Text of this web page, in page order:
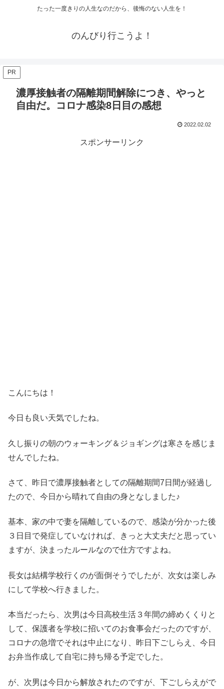
たった一度きりの人生なのだから、後悔のない人生を！
のんびり行こうよ！
PR
濃厚接触者の隔離期間解除につき、やっと
自由だ。コロナ感染8日目の感想
2022.02.02
スポンサーリンク
こんにちは！
今日も良い天気でしたね。
久し振りの朝のウォーキング＆ジョギングは寒さを感じま
せんでしたね。
さて、昨日で濃厚接触者としての隔離期間7日間が経過し
たので、今日から晴れて自由の身となしました♪
基本、家の中で妻を隔離しているので、感染が分かった後
３日目で発症していなければ、きっと大丈夫だと思ってい
ますが、決まったルールなので仕方ですよね。
長女は結構学校行くのが面倒そうでしたが、次女は楽しみ
にして学校へ行きました。
本当だったら、次男は今日高校生活３年間の締めくくりと
して、保護者を学校に招いてのお食事会だったのですが、
コロナの急増でそれは中止になり、昨日下ごしらえ、今日
お弁当作成して自宅に持ち帰る予定でした。
が、次男は今日から解放されたのですが、下ごしらえがで